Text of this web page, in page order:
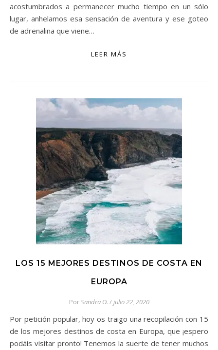
acostumbrados a permanecer mucho tiempo en un sólo
lugar, anhelamos esa sensación de aventura y ese goteo
de adrenalina que viene…
LEER MÁS
LOS 15 MEJORES DESTINOS DE COSTA EN
EUROPA
PorSandra O. /julio 22, 2020
Por petición popular, hoy os traigo una recopilación con 15
de los mejores destinos de costa en Europa, que ¡espero
podáis visitar pronto! Tenemos la suerte de tener muchos